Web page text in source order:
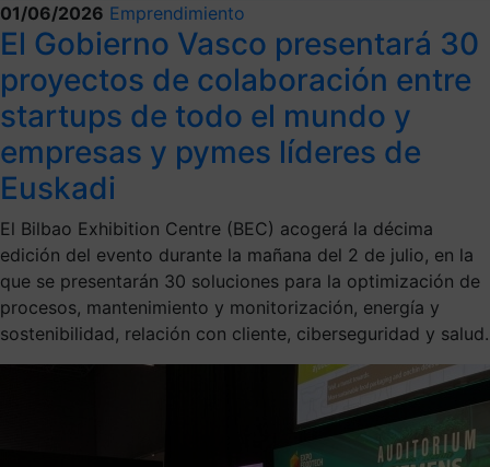
01/06/2026 Emprendimiento
El Gobierno Vasco presentará 30
proyectos de colaboración entre
startups de todo el mundo y
empresas y pymes líderes de
Euskadi
El Bilbao Exhibition Centre (BEC) acogerá la décima
edición del evento durante la mañana del 2 de julio, en la
que se presentarán 30 soluciones para la optimización de
procesos, mantenimiento y monitorización, energía y
sostenibilidad, relación con cliente, ciberseguridad y salud.